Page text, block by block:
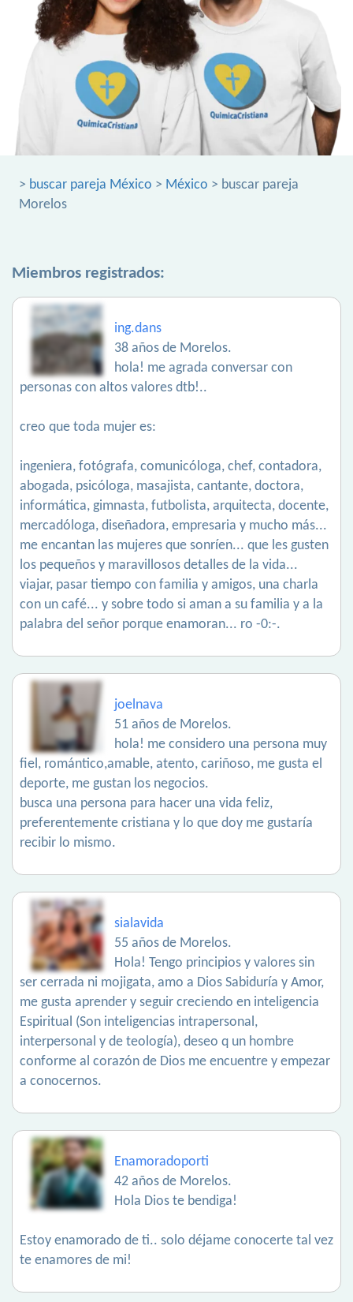
> buscar pareja México > México > buscar pareja
Morelos
Miembros registrados:
ing.dans
38 años de Morelos.
hola! me agrada conversar con
personas con altos valores dtb!..
creo que toda mujer es:
ingeniera, fotógrafa, comunicóloga, chef, contadora,
abogada, psicóloga, masajista, cantante, doctora,
informática, gimnasta, futbolista, arquitecta, docente,
mercadóloga, diseñadora, empresaria y mucho más...
me encantan las mujeres que sonríen... que les gusten
los pequeños y maravillosos detalles de la vida...
viajar, pasar tiempo con familia y amigos, una charla
con un café... y sobre todo si aman a su familia y a la
palabra del señor porque enamoran... ro -0:-.
joelnava
51 años de Morelos.
hola! me considero una persona muy
fiel, romántico,amable, atento, cariñoso, me gusta el
deporte, me gustan los negocios.
busca una persona para hacer una vida feliz,
preferentemente cristiana y lo que doy me gustaría
recibir lo mismo.
sialavida
55 años de Morelos.
Hola! Tengo principios y valores sin
ser cerrada ni mojigata, amo a Dios Sabiduría y Amor,
me gusta aprender y seguir creciendo en inteligencia
Espiritual (Son inteligencias intrapersonal,
interpersonal y de teología), deseo q un hombre
conforme al corazón de Dios me encuentre y empezar
a conocernos.
Enamoradoporti
42 años de Morelos.
Hola Dios te bendiga!
Estoy enamorado de ti.. solo déjame conocerte tal vez
te enamores de mi!